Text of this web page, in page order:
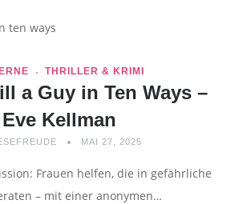
THRILLER & KRIMI
a Guy in Ten Ways –
Eve Kellman
MAI 27, 2025
Frauen helfen, die in gefährliche
– mit einer anonymen…